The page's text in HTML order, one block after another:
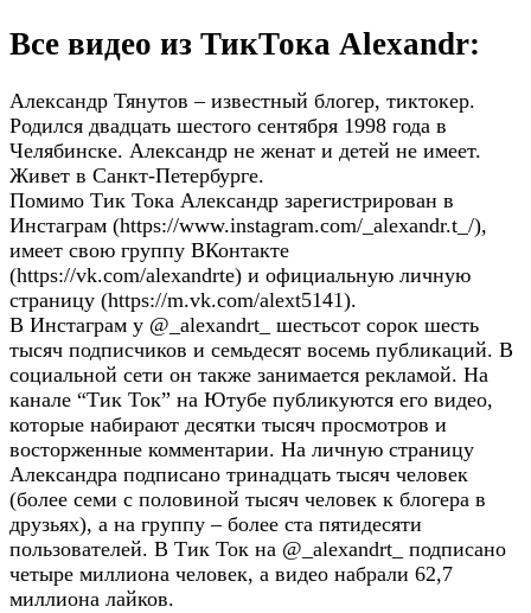
Все видео из ТикТока Alexandr:
Александр Тянутов – известный блогер, тиктокер.
Родился двадцать шестого сентября 1998 года в
Челябинске. Александр не женат и детей не имеет.
Живет в Санкт-Петербурге.
Помимо Тик Тока Александр зарегистрирован в
Инстаграм (https://www.instagram.com/_alexandr.t_/),
имеет свою группу ВКонтакте
(https://vk.com/alexandrte) и официальную личную
страницу (https://m.vk.com/alext5141).
В Инстаграм у @_alexandrt_ шестьсот сорок шесть
тысяч подписчиков и семьдесят восемь публикаций. В
социальной сети он также занимается рекламой. На
канале “Тик Ток” на Ютубе публикуются его видео,
которые набирают десятки тысяч просмотров и
восторженные комментарии. На личную страницу
Александра подписано тринадцать тысяч человек
(более семи с половиной тысяч человек к блогера в
друзьях), а на группу – более ста пятидесяти
пользователей. В Тик Ток на @_alexandrt_ подписано
четыре миллиона человек, а видео набрали 62,7
миллиона лайков.